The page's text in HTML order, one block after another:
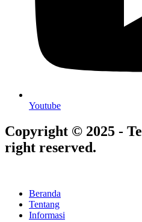
Youtube
Copyright © 2025 -
right reserved.
Beranda
Tentang
Informasi